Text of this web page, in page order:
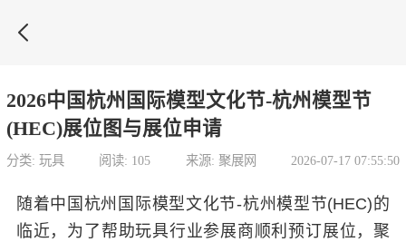

2026中国杭州国际模型文化节-杭州模型节
(HEC)展位图与展位申请
分类: 玩具 阅读: 105 来源: 聚展网 2026-07-17 07:55:50
随着中国杭州国际模型文化节-杭州模型节(HEC)的
临近，为了帮助玩具行业参展商顺利预订展位，聚